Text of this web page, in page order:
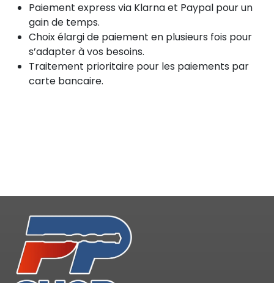
Paiement express via Klarna et Paypal pour un
gain de temps.
Choix élargi de paiement en plusieurs fois pour
s’adapter à vos besoins.
Traitement prioritaire pour les paiements par
carte bancaire.